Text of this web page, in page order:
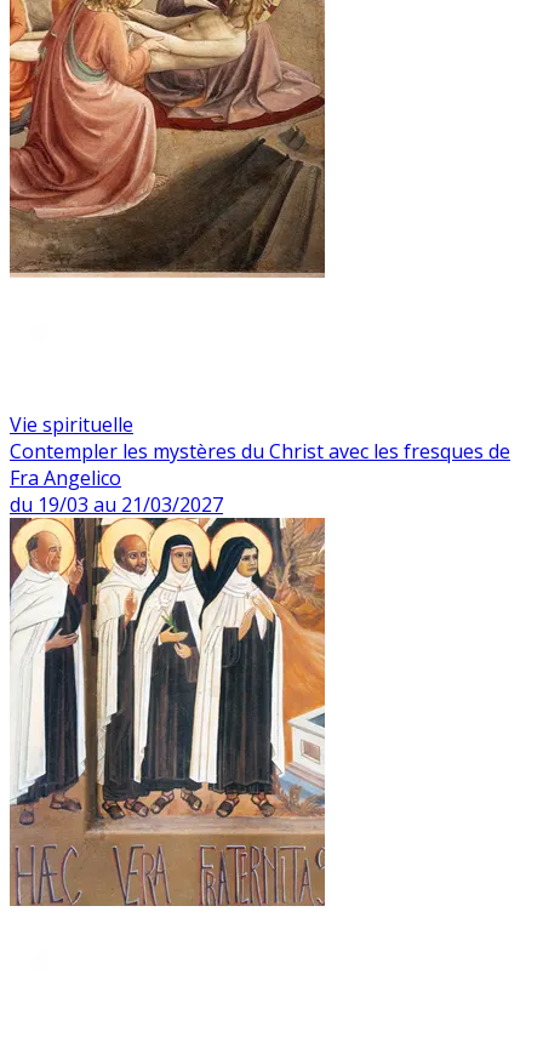
Vie spirituelle
Contempler les mystères du Christ avec les fresques de
Fra Angelico
du 19/03 au 21/03/2027